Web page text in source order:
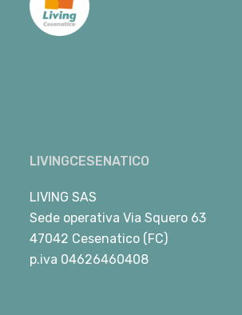
LIVINGCESENATICO
LIVING SAS
Sede operativa Via Squero 63
47042 Cesenatico (FC)
p.iva 04626460408